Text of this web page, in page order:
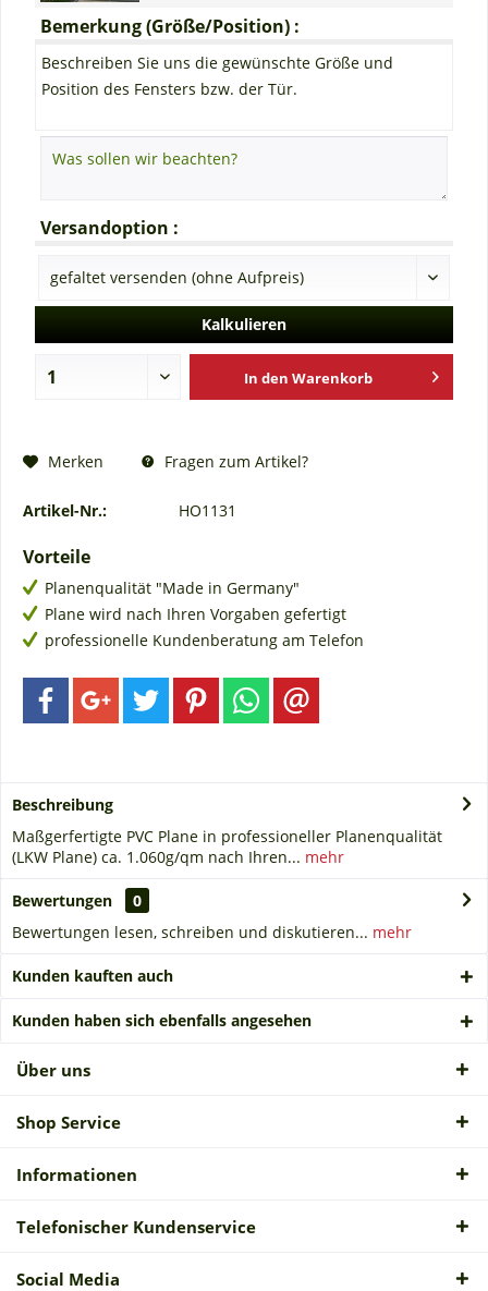
Bemerkung (Größe/Position) :
Beschreiben Sie uns die gewünschte Größe und
Position des Fensters bzw. der Tür.
Versandoption :
Kalkulieren
In den Warenkorb
Merken Fragen zum Artikel?
Artikel-Nr.: HO1131
Vorteile
Planenqualität "Made in Germany"
Plane wird nach Ihren Vorgaben gefertigt
professionelle Kundenberatung am Telefon
Beschreibung
Maßgerfertigte PVC Plane in professioneller Planenqualität
(LKW Plane) ca. 1.060g/qm nach Ihren... mehr
Bewertungen
0
Bewertungen lesen, schreiben und diskutieren... mehr
Kunden kauften auch
Kunden haben sich ebenfalls angesehen
Über uns
Shop Service
Informationen
Telefonischer Kundenservice
Social Media